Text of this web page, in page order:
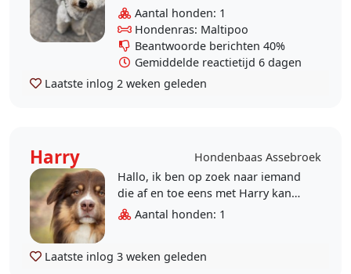
van alle mensen en honden dat ze
tegen komt. Alleen, ze kan echt niet
goed..
Aantal honden: 1
Hondenras: Maltipoo
Beantwoorde berichten 40%
Gemiddelde reactietijd 6 dagen
Laatste inlog 2 weken geleden
Harry
Hondenbaas Assebroek
Hallo, ik ben op zoek naar iemand
die af en toe eens met Harry kan
wandelen wanneer ik eens niet
Aantal honden: 1
Laatste inlog 3 weken geleden